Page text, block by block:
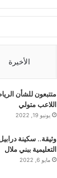
الأخيرة
متتبعون للشأن
اللاعب متولي
يونيو 19, 2022
وثيقة.. سكينة
التعليمية ببني ملال
مايو 6, 2022